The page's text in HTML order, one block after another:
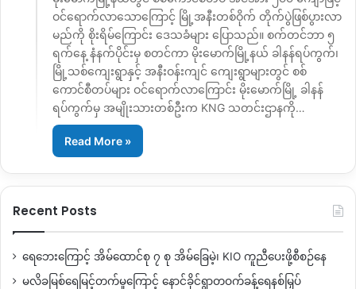
ဝင်ရောက်လာသောကြောင့် မြို့အနီးတစ်ဝိုက် တိုက်ပွဲဖြစ်ပွားလာ
မည်ကို စိုးရိမ်ကြောင်း ဒေသခံများ ပြောသည်။ စက်တင်ဘာ ၅
ရက်နေ့ နံနက်ပိုင်းမှ စတင်ကာ မိုးမောက်မြို့နယ် ခါနန်ရပ်ကွက်၊
မြို့သစ်ကျေးရွာနှင့် အနီးဝန်းကျင် ကျေးရွာများတွင် စစ်
ကောင်စီတပ်များ ဝင်ရောက်လာကြောင်း မိုးမောက်မြို့ ခါနန်
ရပ်ကွက်မှ အမျိုးသားတစ်ဦးက KNG သတင်းဌာနကို…
Read More »
Recent Posts
ရေဘေးကြောင့် အိမ်ထောင်စု ၇ စု အိမ်ခြေမဲ့၊ KIO ကူညီပေးဖို့စီစဉ်နေ
မလိခမြစ်ရေမြင့်တက်မှုကြောင့် နောင်ခိုင်ရွာတဝက်ခန့်ရေနစ်မြှပ်